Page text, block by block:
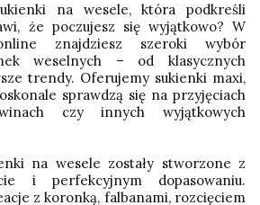
na wesele, która podkreśli
że poczujesz się wyjątkowo? W
znajdziesz szeroki wybór
weselnych – od klasycznych
trendy. Oferujemy sukienki maxi,
sprawdzą się na przyjęciach
czy innych wyjątkowych
na wesele zostały stworzone z
i perfekcyjnym dopasowaniu.
z koronką, falbanami, rozcięciem